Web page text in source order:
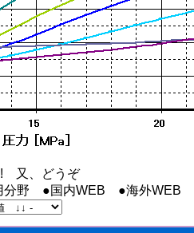
又、どうぞ
分野 ●国内WEB ●海外WEB